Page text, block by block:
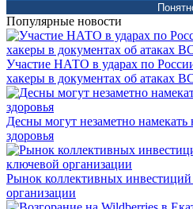
Популярные новости
Участие НАТО в ударах по
хакеры в документах об атаках
Десны могут незаметно
здоровья
Рынок коллективных
организации